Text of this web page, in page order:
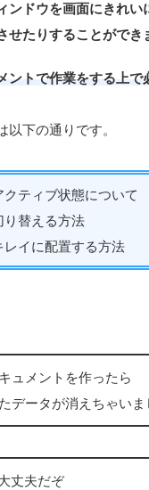
ンドウを画面にきれ
せたりすることができ
ントで作業をする上で
下の通りです。
ティブ状態について
り替える方法
レイに配置する方法
ュメントを作ったら
データが消えちゃいま
丈夫だぞ